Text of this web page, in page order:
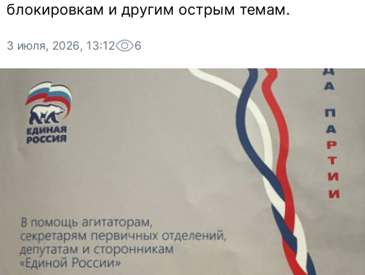
блокировкам и другим острым темам.
3 июля, 2026, 13:12 6